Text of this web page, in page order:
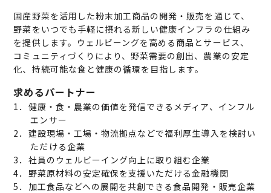
国産野菜を活用した粉末加工商品の開発・販売を通じて、
野菜をいつでも手軽に摂れる新しい健康インフラの仕組み
を提供します。ウェルビーングを高める商品とサービス、
コミュニティづくりにより、野菜需要の創出、農業の安定
化、持続可能な食と健康の循環を目指します。
求めるパートナー
1．健康・食・農業の価値を発信できるメディア、インフル
エンサー
2．建設現場・工場・物流拠点などで福利厚生導入を検討い
ただける企業
3．社員のウェルビーイング向上に取り組む企業
4．野菜原材料の安定確保を支援いただける金融機関
5．加工食品などへの展開を共創できる食品開発・販売企業